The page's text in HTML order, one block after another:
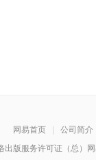
网易首页 | 公司简介
出版服务许可证（总）